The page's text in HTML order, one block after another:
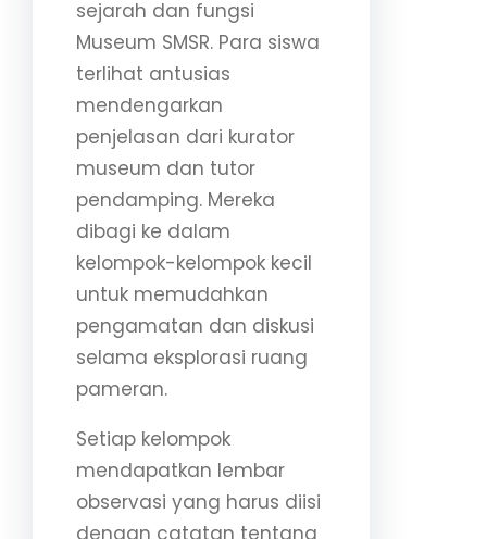
sejarah dan fungsi
Museum SMSR. Para siswa
terlihat antusias
mendengarkan
penjelasan dari kurator
museum dan tutor
pendamping. Mereka
dibagi ke dalam
kelompok-kelompok kecil
untuk memudahkan
pengamatan dan diskusi
selama eksplorasi ruang
pameran.
Setiap kelompok
mendapatkan lembar
observasi yang harus diisi
dengan catatan tentang